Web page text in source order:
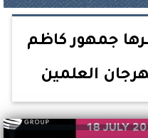
جمهور كاظم
العلمين